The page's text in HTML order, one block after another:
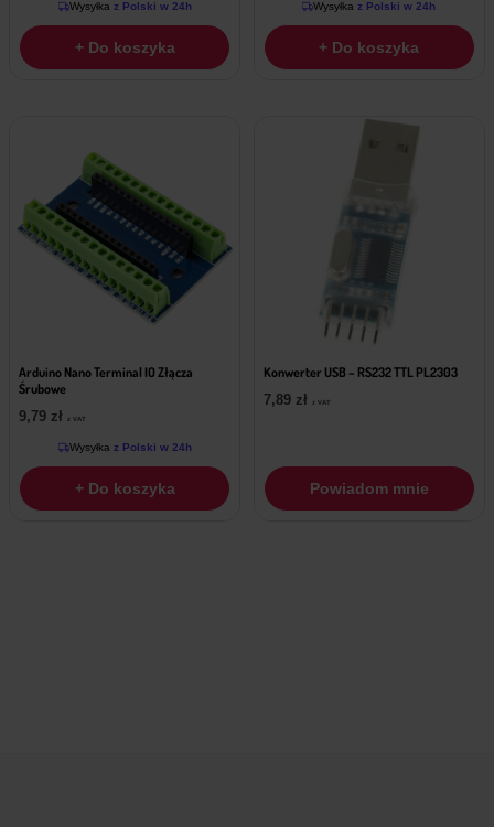
Wysyłka z Polski w 24h
+ Do koszyka
Wysyłka z Polski w 24h
+ Do koszyka
Arduino Nano Terminal IO Złącza
Śrubowe
9,79 zł z VAT
Wysyłka z Polski w 24h
+ Do koszyka
Konwerter USB – RS232 TTL PL2303
7,89 zł z VAT
Powiadom mnie